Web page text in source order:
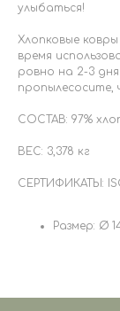
улыбаться!
Хлопковые
время
ровно на 2-3
пропылесосите,
СОСТАВ: 97%
ВЕС: 3,378 кг
СЕРТИФИКАТЫ:
Размер: Ø